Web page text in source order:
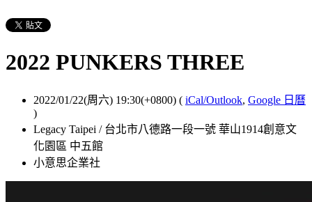
2022 PUNKERS THREE
2022/01/22(周六) 19:30(+0800) ( iCal/Outlook, Google 日曆
)
Legacy Taipei / 台北市八德路一段一號 華山1914創意文
化園區 中五館
小意思企業社